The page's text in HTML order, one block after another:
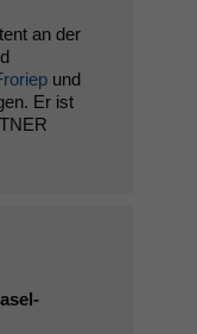
an der
und
Er ist